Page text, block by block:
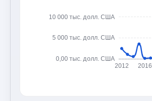
0,00 тыс. долл. США
5 000 тыс. долл. США
10 000 тыс. долл. США
2012 2016